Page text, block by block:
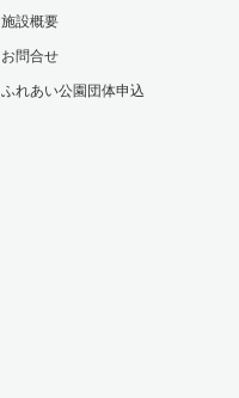
施設概要
お問合せ
ふれあい公園団体申込